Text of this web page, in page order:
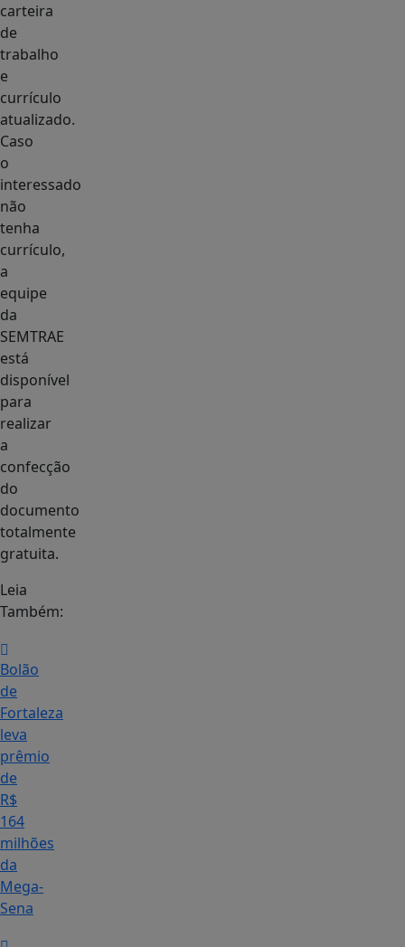
carteira
de
trabalho
e
currículo
atualizado.
Caso
o
interessado
não
tenha
currículo,
a
equipe
da
SEMTRAE
está
disponível
para
realizar
a
confecção
do
documento
totalmente
gratuita.
Leia
Também:
Bolão
de
Fortaleza
leva
prêmio
de
R$
164
milhões
da
Mega-
Sena